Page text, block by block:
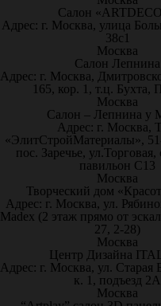
Салон
Адрес: г. Москва, улица
38с1
Москва
Салон Лепнина
Адрес: г. Москва,
165, кор. 1, т.ц. Бухта,
Москва
Салон – Лепнина у
Адрес: г. Москва,
«ЭлитСтройМатериалы»,
пос. Заречье, ул.Торговая,
павильон С13
Москва
Творческий дом
Адрес: г. Москва, ул.
Madex (2 этаж прямо от
27, 2-28)
Москва
Центр Дизайна
Адрес: г. Москва, ул. Старая
к. 1, подъезд 2А
Москва